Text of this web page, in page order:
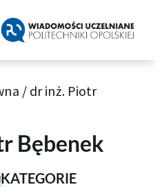
/dr inż. Piotr
Bębenek
KATEGORIE